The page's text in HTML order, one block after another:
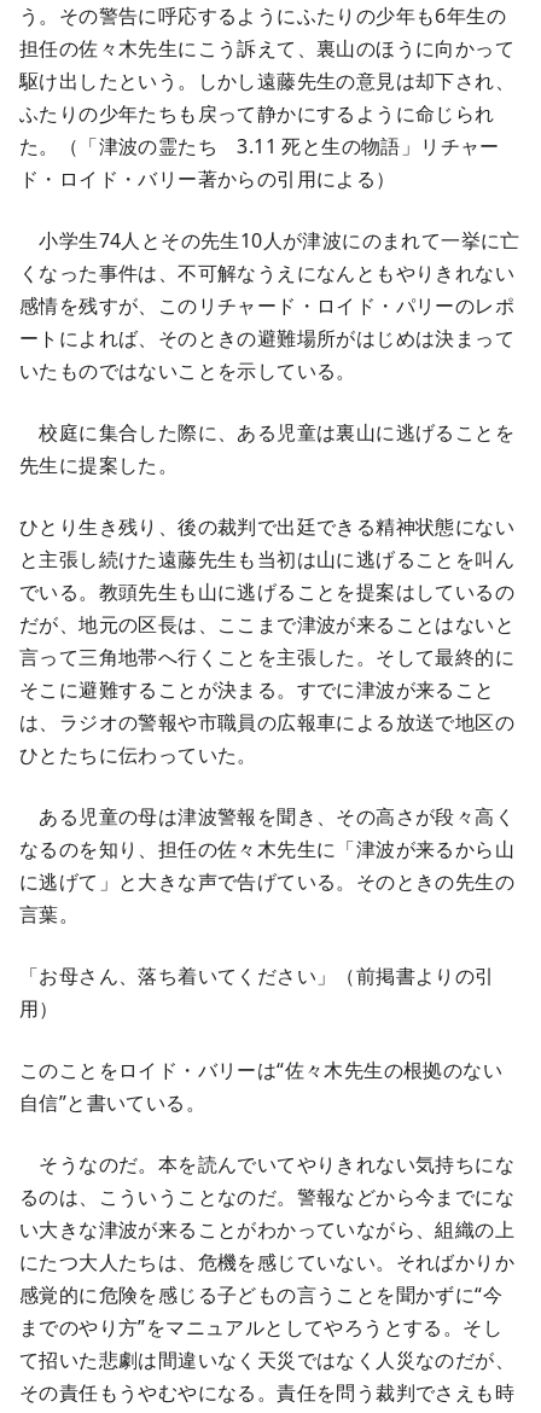
う。その警告に呼応するようにふたりの少年も6年生の
担任の佐々木先生にこう訴えて、裏山のほうに向かって
駆け出したという。しかし遠藤先生の意見は却下され、
ふたりの少年たちも戻って静かにするように命じられ
た。（「津波の霊たち 3.11 死と生の物語」リチャー
ド・ロイド・バリー著からの引用による）
小学生74人とその先生10人が津波にのまれて一挙に亡
くなった事件は、不可解なうえになんともやりきれない
感情を残すが、このリチャード・ロイド・パリーのレポ
ートによれば、そのときの避難場所がはじめは決まって
いたものではないことを示している。
校庭に集合した際に、ある児童は裏山に逃げることを
先生に提案した。
ひとり生き残り、後の裁判で出廷できる精神状態にない
と主張し続けた遠藤先生も当初は山に逃げることを叫ん
でいる。教頭先生も山に逃げることを提案はしているの
だが、地元の区長は、ここまで津波が来ることはないと
言って三角地帯へ行くことを主張した。そして最終的に
そこに避難することが決まる。すでに津波が来ること
は、ラジオの警報や市職員の広報車による放送で地区の
ひとたちに伝わっていた。
ある児童の母は津波警報を聞き、その高さが段々高く
なるのを知り、担任の佐々木先生に「津波が来るから山
に逃げて」と大きな声で告げている。そのときの先生の
言葉。
「お母さん、落ち着いてください」（前掲書よりの引
用）
このことをロイド・バリーは“佐々木先生の根拠のない
自信”と書いている。
そうなのだ。本を読んでいてやりきれない気持ちにな
るのは、こういうことなのだ。警報などから今までにな
い大きな津波が来ることがわかっていながら、組織の上
にたつ大人たちは、危機を感じていない。そればかりか
感覚的に危険を感じる子どもの言うことを聞かずに“今
までのやり方”をマニュアルとしてやろうとする。そし
て招いた悲劇は間違いなく天災ではなく人災なのだが、
その責任もうやむやになる。責任を問う裁判でさえも時